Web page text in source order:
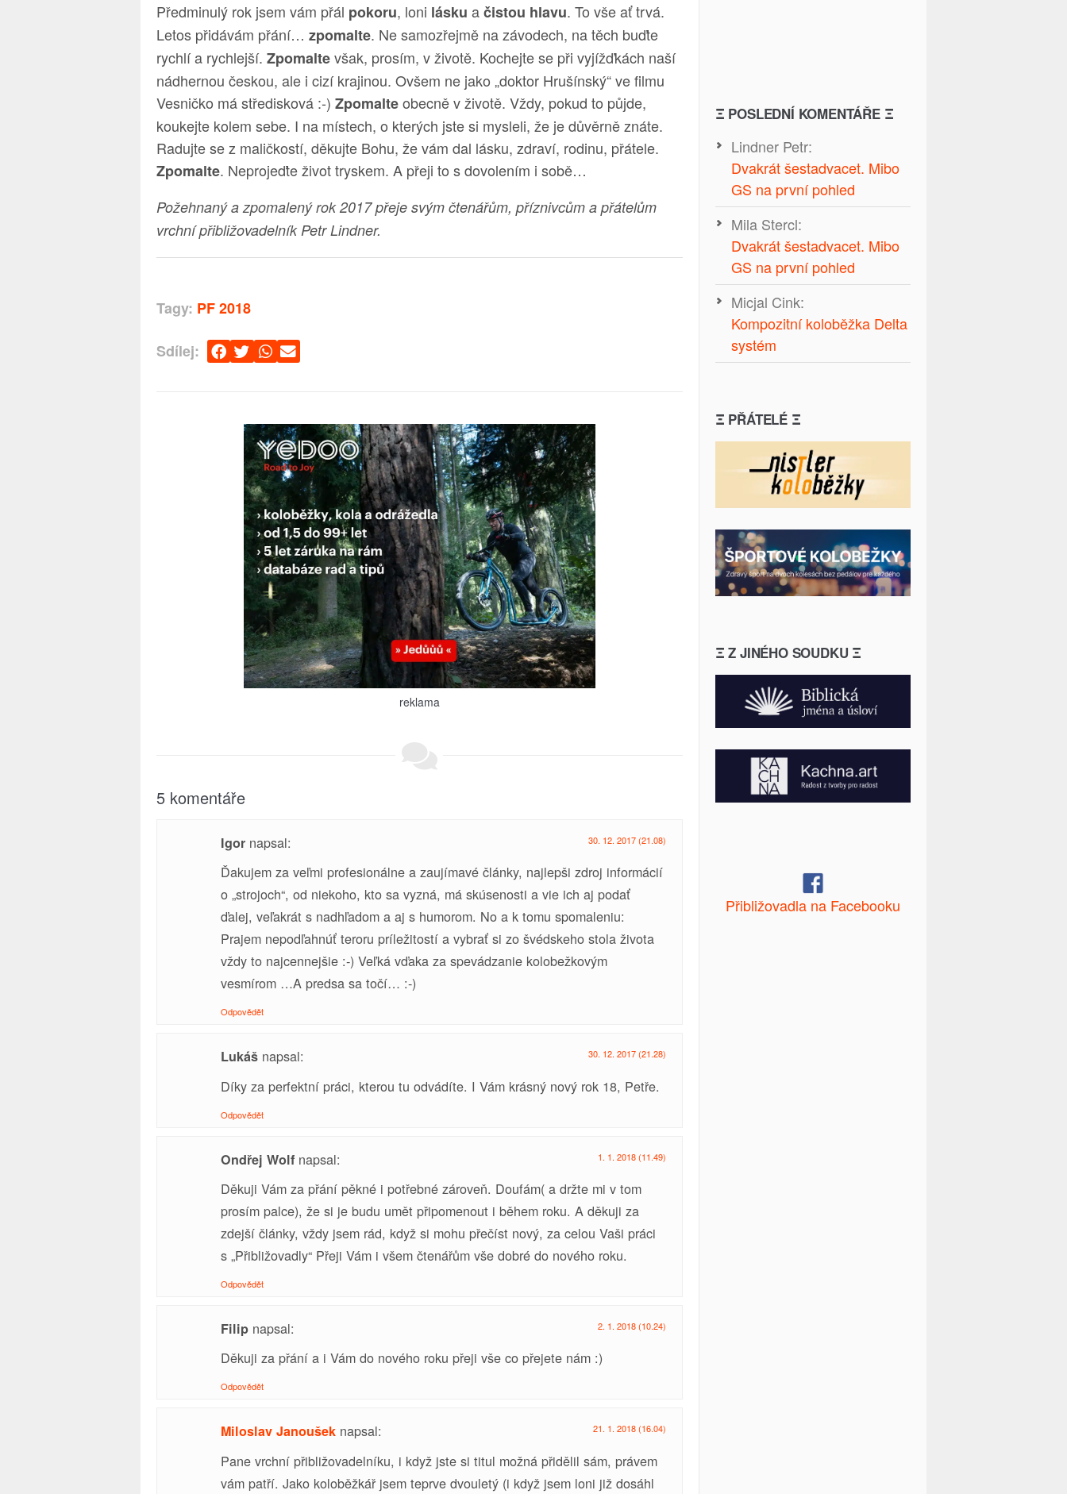
Předminulý rok jsem vám přál pokoru, loni lásku ačistou hlavu. To vše ať trvá.
Letos přidávám přání… zpomalte. Ne samozřejmě na závodech, na těch buďte
rychlí a rychlejší. Zpomaltevšak, prosím, v životě. Kochejte se při vyjížďkách naší
nádhernou českou, ale i cizí krajinou. Ovšem ne jako „doktor Hrušínský“ ve filmu
Vesničko má středisková :-) Zpomalteobecně v životě. Vždy, pokud to půjde,
koukejte kolem sebe. I na místech, o kterých jste si mysleli, že je důvěrně znáte.
Radujte se z maličkostí, děkujte Bohu, že vám dal lásku, zdraví, rodinu, přátele.
Zpomalte. Neprojeďte život tryskem. A přeji to s dovolením i sobě…
Požehnaný a zpomalený rok 2017 přeje svým čtenářům, příznivcům a přátelům
vrchní přibližovadelník Petr Lindner.
Tagy: PF 2018
Sdílej:
reklama
5 komentáře
Igor napsal: 30. 12. 2017 (21.08)
Ďakujem za veľmi profesionálne a zaujímavé články, najlepši zdroj informácií
o „strojoch“, od niekoho, kto sa vyzná, má skúsenosti a vie ich aj podať
ďalej, veľakrát s nadhľadom a aj s humorom. No a k tomu spomaleniu:
Prajem nepodľahnúť teroru príležitostí a vybrať si zo švédskeho stola života
vždy to najcennejšie :-) Veľká vďaka za spevádzanie kolobežkovým
vesmírom …A predsa sa točí… :-)
Odpovědět
Lukáš napsal: 30. 12. 2017 (21.28)
Díky za perfektní práci, kterou tu odvádíte. I Vám krásný nový rok 18, Petře.
Odpovědět
Ondřej Wolf napsal: 1. 1. 2018 (11.49)
Děkuji Vám za přání pěkné i potřebné zároveň. Doufám( a držte mi v tom
prosím palce), že si je budu umět připomenout i během roku. A děkuji za
zdejší články, vždy jsem rád, když si mohu přečíst nový, za celou Vaši práci
s „Přibližovadly“ Přeji Vám i všem čtenářům vše dobré do nového roku.
Odpovědět
Filip napsal: 2. 1. 2018 (10.24)
Děkuji za přání a i Vám do nového roku přeji vše co přejete nám :)
Odpovědět
Miloslav Janoušek napsal: 21. 1. 2018 (16.04)
Pane vrchní přibližovadelníku, i když jste si titul možná přidělil sám, právem
vám patří. Jako koloběžkář jsem teprve dvouletý (i když jsem loni již dosáhl
Ξ POSLEDNÍ KOMENTÁŘE Ξ
Lindner Petr:
Dvakrát šestadvacet. Mibo
GS na první pohled
Mila Stercl:
Dvakrát šestadvacet. Mibo
GS na první pohled
Micjal Cink:
Kompozitní koloběžka Delta
systém
Ξ PŘÁTELÉ Ξ
Ξ Z JINÉHO SOUDKU Ξ
Přibližovadla na Facebooku